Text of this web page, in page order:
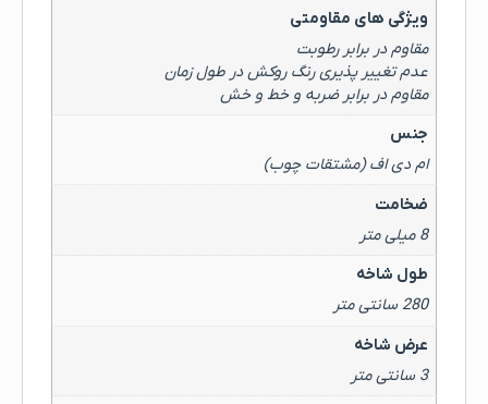
ویژگی های مقاومتی
مقاوم در برابر رطوبت
عدم تغییر پذیری رنگ روکش در طول زمان
مقاوم در برابر ضربه و خط و خش
جنس
ام دی اف (مشتقات چوب)
ضخامت
8 میلی متر
طول شاخه
280 سانتی متر
عرض شاخه
3 سانتی متر